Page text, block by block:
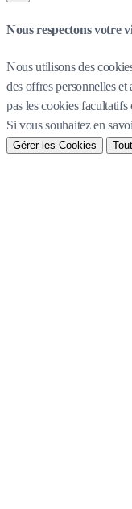
Nous respectons votre
Nous utilisons des
des offres personnelles
pas les cookies facultatifs
Si vous souhaitez en
Gérer les Cookies